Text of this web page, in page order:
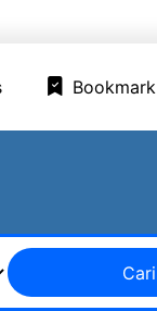
Bookmark
Cari